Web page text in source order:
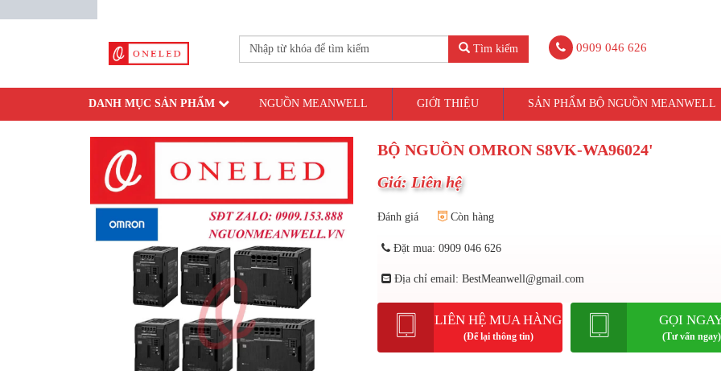
Tìm kiếm 0909 046 626
DANH MỤC SẢN PHẨM NGUỒN MEANWELL GIỚI THIỆU SẢN PHẨM BỘ NGUỒN MEANWELL
BỘ NGUỒN OMRON S8VK-WA96024'
Giá: Liên hệ
Đánh giá Còn hàng
Đặt mua: 0909 046 626
Địa chỉ email: BestMeanwell@gmail.com
LIÊN HỆ MUA HÀNG
(Để lại thông tin)
GỌI
(Tư vấn ngay)